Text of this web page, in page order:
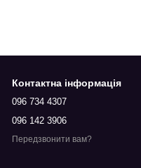
Контактна інформація
096 734 4307
096 142 3906
Передзвонити вам?